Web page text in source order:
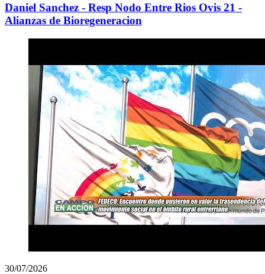
Daniel Sanchez - Resp Nodo Entre Rios Ovis 21 -
Alianzas de Bioregeneracion
30/07/2026